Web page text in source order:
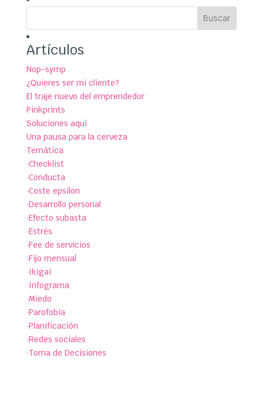
Artículos
Nop-symp
¿Quieres ser mi cliente?
El traje nuevo del emprendedor
Pinkprints
Soluciones aquí
Una pausa para la cerveza
Temática
·Checklist
·Conducta
·Coste epsilon
·Desarrollo personal
·Efecto subasta
·Estrés
·Fee de servicios
·Fijo mensual
·Ikigai
·Infograma
·Miedo
·Parofobia
·Planificación
·Redes sociales
·Toma de Decisiones